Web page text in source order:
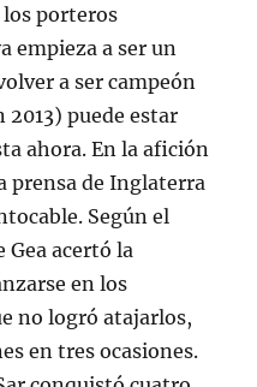
los porteros
empieza a ser un
a ser campeón
2013) puede estar
ahora. En la afición
prensa de Inglaterra
Según el
Gea acertó la
en los
no logró atajarlos,
en tres ocasiones.